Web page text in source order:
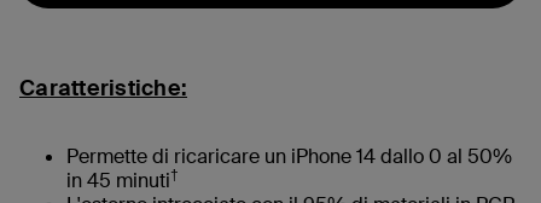
Caratteristiche:
Permette di ricaricare un iPhone 14 dallo 0 al 50%
in 45 minuti†